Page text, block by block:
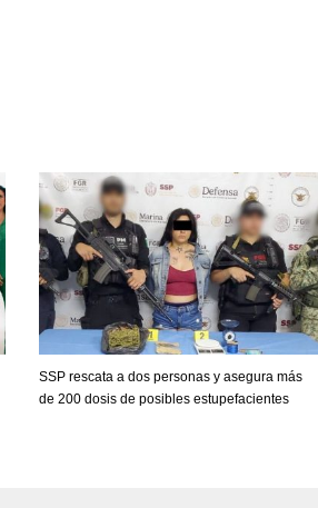
SSP rescata a dos personas y asegura más
de 200 dosis de posibles estupefacientes